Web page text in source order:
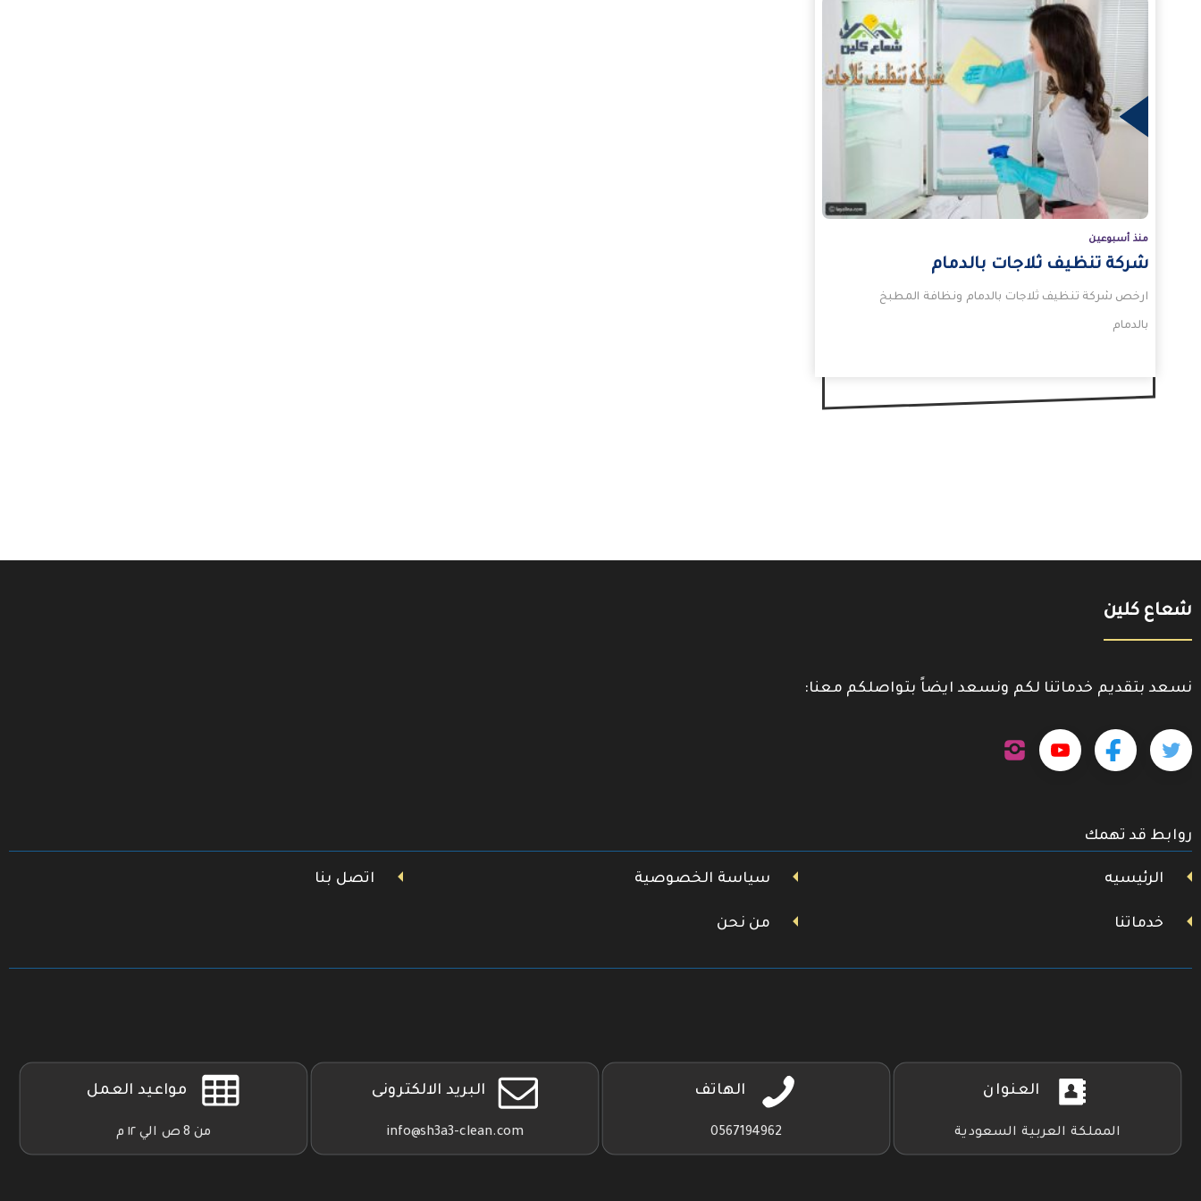
منذ أسبوعين
شركة تنظيف ثلاجات بالدمام
ارخص شركة تنظيف ثلاجات بالدمام ونظافة المطبخ
بالدمام
شعاع كلين
نسعد بتقديم خدماتنا لكم ونسعد ايضاً بتواصلكم معنا:
تابعنا
تويتر
تابعنا
فيسبوك
تابعنا
روابط قد تهمك
الرئيسيه سياسة الخصوصية اتصل بنا
خدماتنا من نحن
العنوان
المملكة العربية السعودية
الهاتف
0567194962
البريد الالكترونى
info@sh3a3-clean.com
مواعيد العمل
من 8 ص الي ١٢ م